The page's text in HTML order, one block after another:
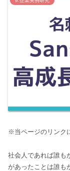
※当ページのリンク
社会人であれば誰も
があったことは誰も